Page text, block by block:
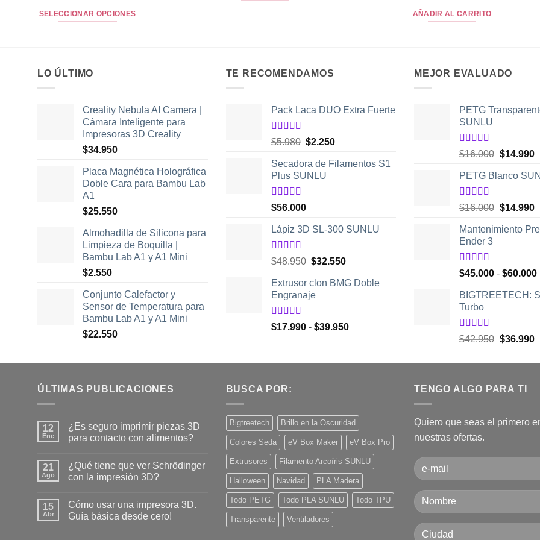
precios:
desde
SELECCIONAR OPCIONES
múltiples
AÑADIR AL CARRITO
LO ÚLTIMO
Creality Nebula AI Camera |
Cámara Inteligente para
Impresoras 3D Creality
$34.950
Placa Magnética Holográfica
Doble Cara para Bambu Lab
A1
$25.550
Almohadilla de Silicona para
Limpieza de Boquilla |
Bambu Lab A1 y A1 Mini
$2.550
Conjunto Calefactor y
Sensor de Temperatura para
Bambu Lab A1 y A1 Mini
$22.550
TE RECOMENDAMOS
Pack Laca DUO Extra Fuerte
Valorado
de
5
$5.980 El
original
era:
$2.250El
actual
Secadora de Filamentos S1
Plus SUNLU
Valorado
con
5
$56.000
Lápiz 3D SL-300 SUNLU
Valorado
de 5
$48.950 El
original
era:
$32.550El
actual
Extrusor clon BMG Doble
Engranaje
Valorado
con
$17.990 - $39.950Rango
desde
MEJOR EVALUADO
PETG
SUNLU
Valorado
de
5
$16.000 El
original
$16.000.
$14.990El
PETG Blanco
Valorado
de
5
$16.000 El
original
$14.990El
Mantenimiento
Ender 3
Valorado
con
5
$45.000 - $60.000
BIGTREETECH:
Turbo
Valorado
de
$42.950 El
original
$42.950.
$36.990El
ÚLTIMAS PUBLICACIONES
12
Ene
¿Es seguro imprimir piezas 3D
para contacto con alimentos?
comentarios
en
¿Es
piezas
3D
para
21
Ago
¿Qué tiene que ver Schrödinger
con la impresión 3D?
comentarios
en
¿Qué
15
Abr
Cómo usar una impresora 3D.
Guía básica desde cero!
BUSCA POR:
Bigtreetech Brillo en la Oscuridad
Colores Seda eV Box Maker eV Box Pro
Extrusores Filamento Arcoíris SUNLU
Halloween Navidad PLA Madera
Todo PETG Todo PLA SUNLU Todo TPU
Transparente Ventiladores
TENGO ALGO PARA TI
Quiero que seas el primero
nuestras ofertas.